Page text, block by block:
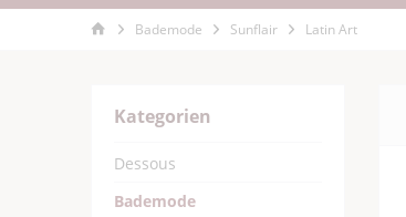
Bademode Sunflair Latin Art
Kategorien
Dessous
Bademode